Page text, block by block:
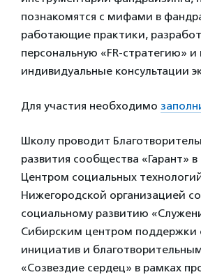
познакомятся с мифами в
работающие практики,
персональную «FR-стратегию» и
индивидуальные консультации
Для участия необходимо
Школу проводит
развития сообщества «Гарант» в
Центром социальных
Нижегородской организацией
социальному развитию
Сибирским центром поддержки
инициатив и
«Созвездие сердец» в рамках